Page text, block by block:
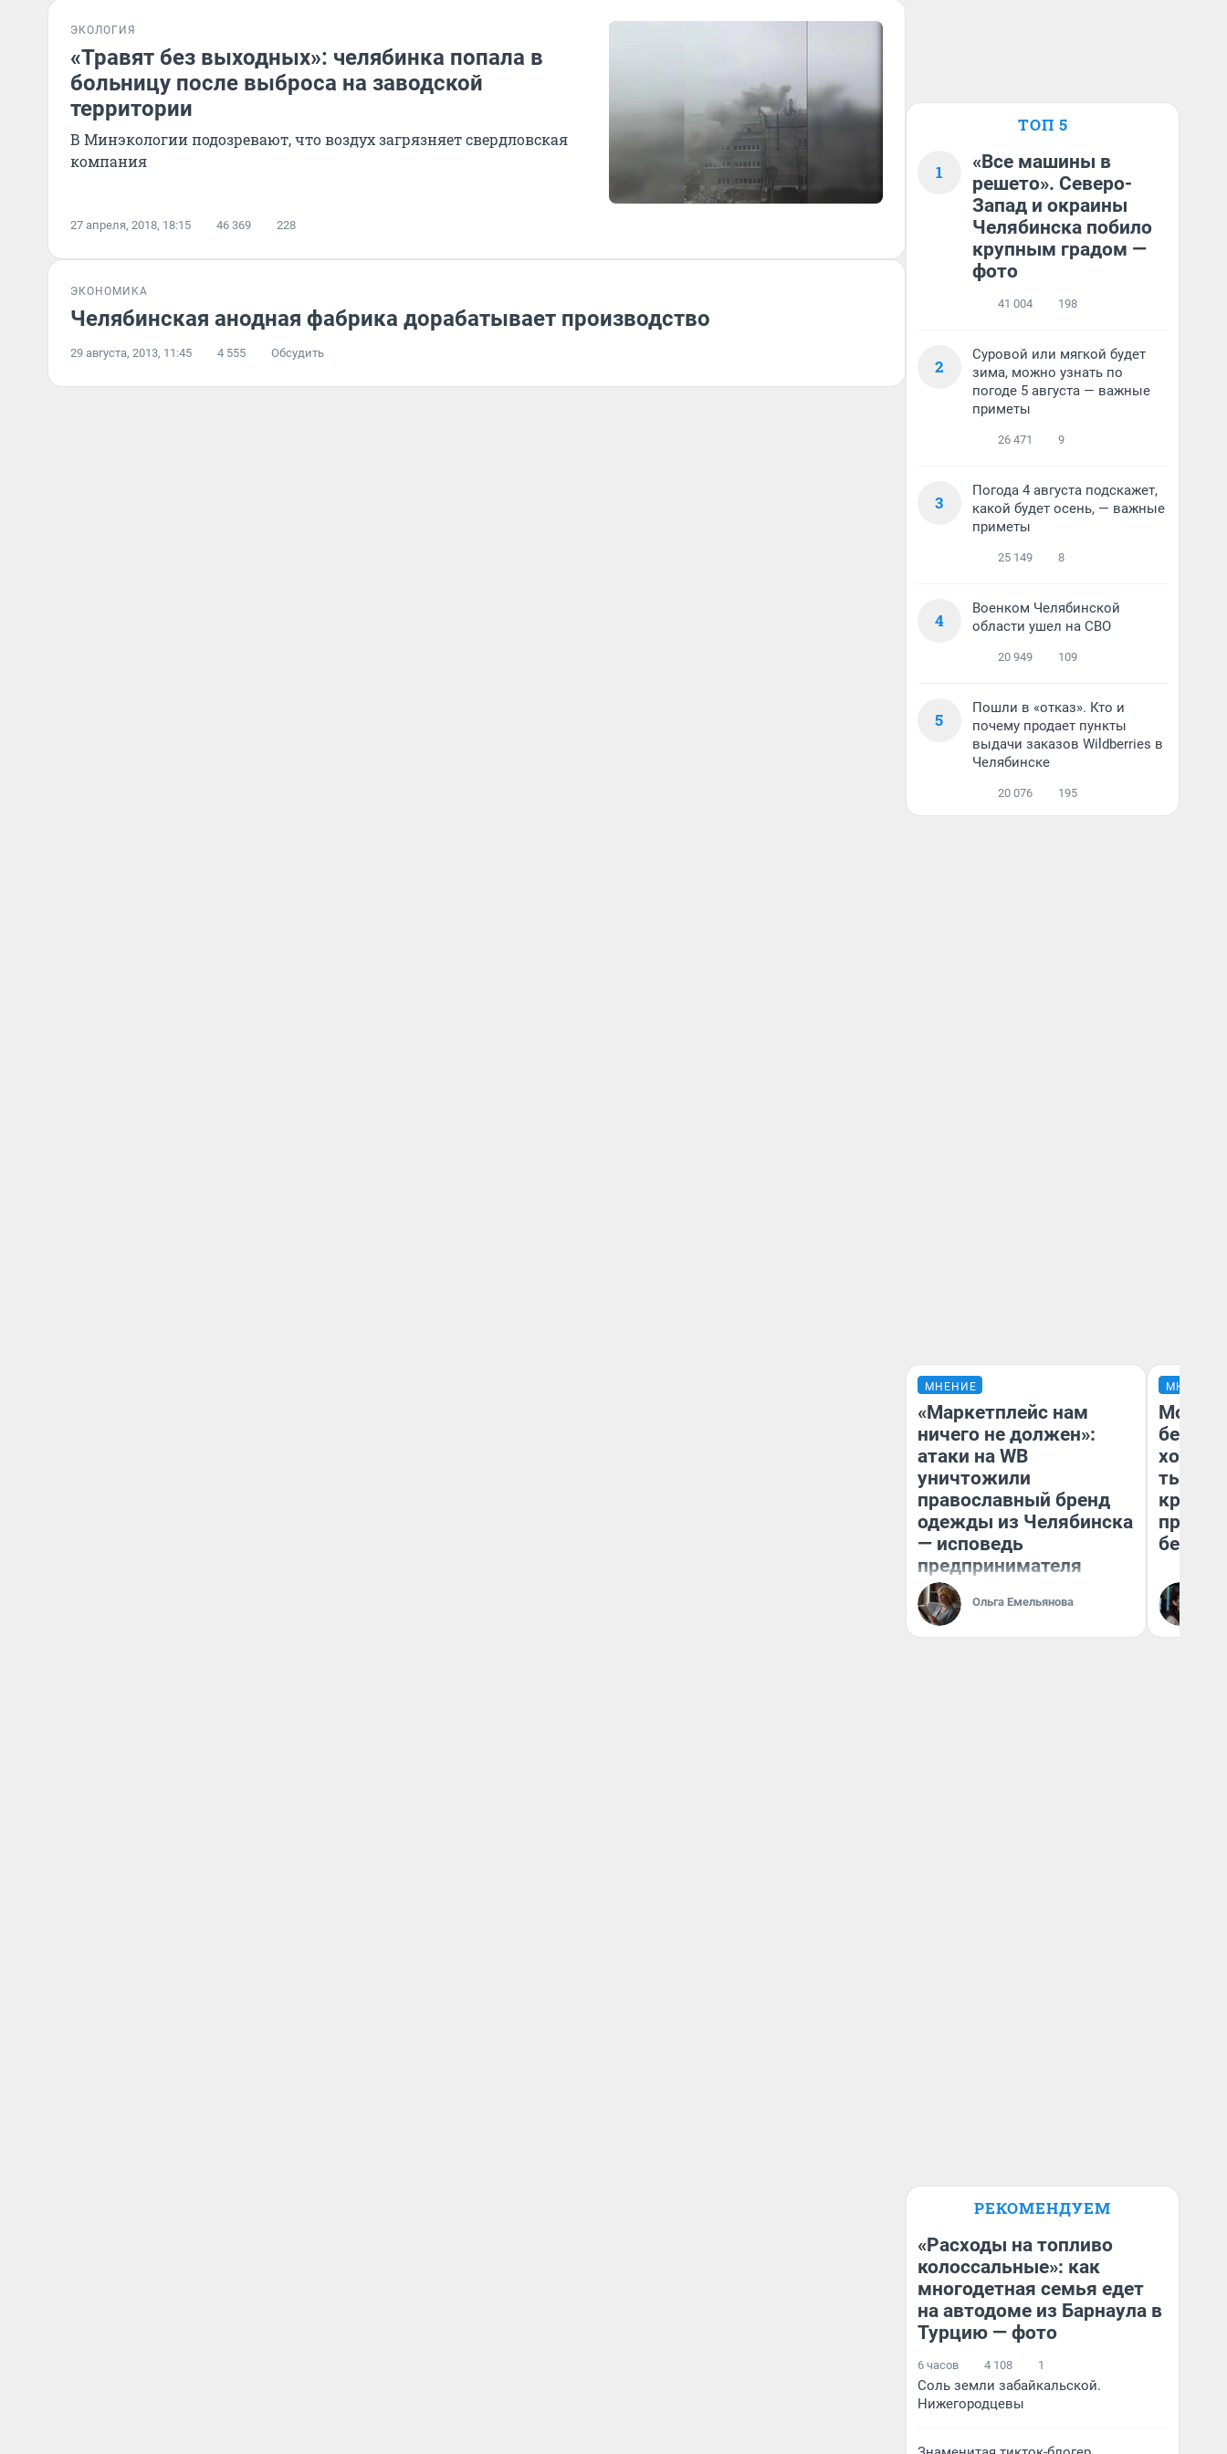
ЭКОЛОГИЯ
«Травят без выходных»: челябинка попала в
больницу после выброса на заводской
территории
В Минэкологии подозревают, что воздух загрязняет свердловская
компания
27 апреля, 2018, 18:15 46 369 228
ЭКОНОМИКА
Челябинская анодная фабрика дорабатывает производство
29 августа, 2013, 11:45 4 555 Обсудить
ТОП 5
1
«Все машины в
решето». Северо-
Запад и окраины
Челябинска побило
крупным градом —
фото
41 004 198
2
Суровой или мягкой будет
зима, можно узнать по
погоде 5 августа — важные
приметы
26 471 9
3
Погода 4 августа подскажет,
какой будет осень, — важные
приметы
25 149 8
4
Военком Челябинской
области ушел на СВО
20 949 109
5
Пошли в «отказ». Кто и
почему продает пункты
выдачи заказов Wildberries в
Челябинске
20 076 195
МНЕНИЕ
«Маркетплейс нам
ничего не должен»:
атаки на WB
уничтожили
православный бренд
одежды из Челябинска
— исповедь
предпринимателя
Ольга Емельянова
МНЕНИЕ
Мой
хотела
тысяч,
РЕКОМЕНДУЕМ
«Расходы на топливо
колоссальные»: как
многодетная семья едет
на автодоме из Барнаула в
Турцию — фото
6 часов 4 108 1
Соль земли забайкальской.
Нижегородцевы